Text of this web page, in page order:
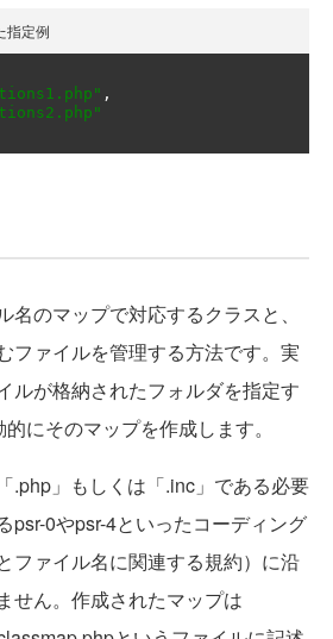
指定例
,
のマップで対応するクラスと、
ファイルを管理する方法です。実
ルが格納されたフォルダを指定す
にそのマップを作成します。
.php」もしくは「.inc」である必要
psr-0やpsr-4といったコーディング
ファイル名に関連する規約）に沿
せん。作成されたマップは